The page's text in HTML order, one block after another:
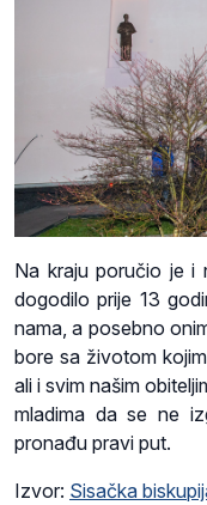
Na kraju poručio je i
dogodilo prije 13
nama, a posebno
bore sa životom
ali i svim našim
mladima da se ne
pronađu pravi put.
Izvor: Sisačka